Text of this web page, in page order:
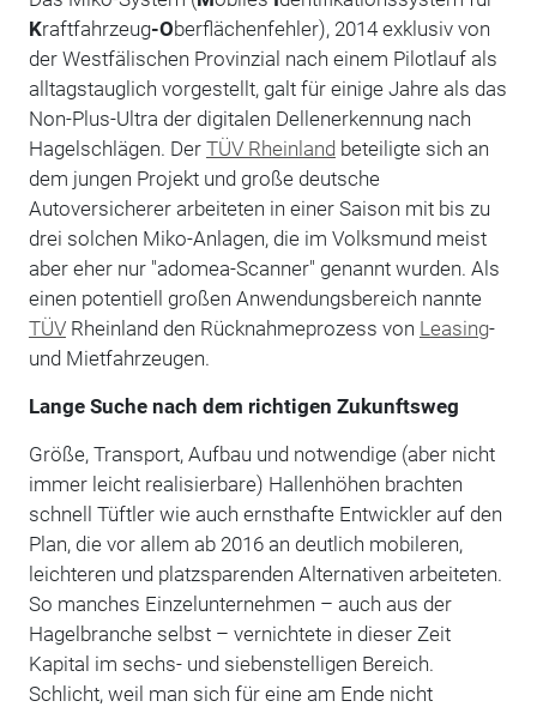
Kraftfahrzeug-Oberflächenfehler), 2014 exklusiv von
der Westfälischen Provinzial nach einem Pilotlauf als
alltagstauglich vorgestellt, galt für einige Jahre als das
Non-Plus-Ultra der digitalen Dellenerkennung nach
Hagelschlägen. Der TÜV Rheinland beteiligte sich an
dem jungen Projekt und große deutsche
Autoversicherer arbeiteten in einer Saison mit bis zu
drei solchen Miko-Anlagen, die im Volksmund meist
aber eher nur "adomea-Scanner" genannt wurden. Als
einen potentiell großen Anwendungsbereich nannte
TÜVRheinland den Rücknahmeprozess von Leasing-
und Mietfahrzeugen.
Lange Suche nach dem richtigen Zukunftsweg
Größe, Transport, Aufbau und notwendige (aber nicht
immer leicht realisierbare) Hallenhöhen brachten
schnell Tüftler wie auch ernsthafte Entwickler auf den
Plan, die vor allem ab 2016 an deutlich mobileren,
leichteren und platzsparenden Alternativen arbeiteten.
So manches Einzelunternehmen – auch aus der
Hagelbranche selbst – vernichtete in dieser Zeit
Kapital im sechs- und siebenstelligen Bereich.
Schlicht, weil man sich für eine am Ende nicht